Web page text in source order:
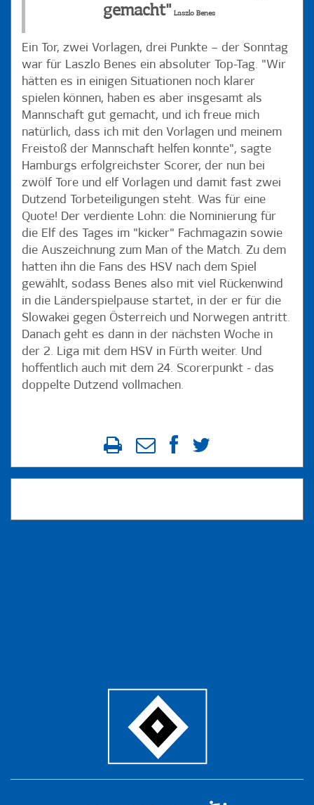
gemacht" Laszlo Benes
Ein Tor, zwei Vorlagen, drei Punkte – der Sonntag
war für Laszlo Benes ein absoluter Top-Tag. "Wir
hätten es in einigen Situationen noch klarer
spielen können, haben es aber insgesamt als
Mannschaft gut gemacht, und ich freue mich
natürlich, dass ich mit den Vorlagen und meinem
Freistoß der Mannschaft helfen konnte", sagte
Hamburgs erfolgreichster Scorer, der nun bei
zwölf Tore und elf Vorlagen und damit fast zwei
Dutzend Torbeteiligungen steht. Was für eine
Quote! Der verdiente Lohn: die Nominierung für
die Elf des Tages im "kicker" Fachmagazin sowie
die Auszeichnung zum Man of the Match. Zu dem
hatten ihn die Fans des HSV nach dem Spiel
gewählt, sodass Benes also mit viel Rückenwind
in die Länderspielpause startet, in der er für die
Slowakei gegen Österreich und Norwegen antritt.
Danach geht es dann in der nächsten Woche in
der 2. Liga mit dem HSV in Fürth weiter. Und
hoffentlich auch mit dem 24. Scorerpunkt - das
doppelte Dutzend vollmachen.